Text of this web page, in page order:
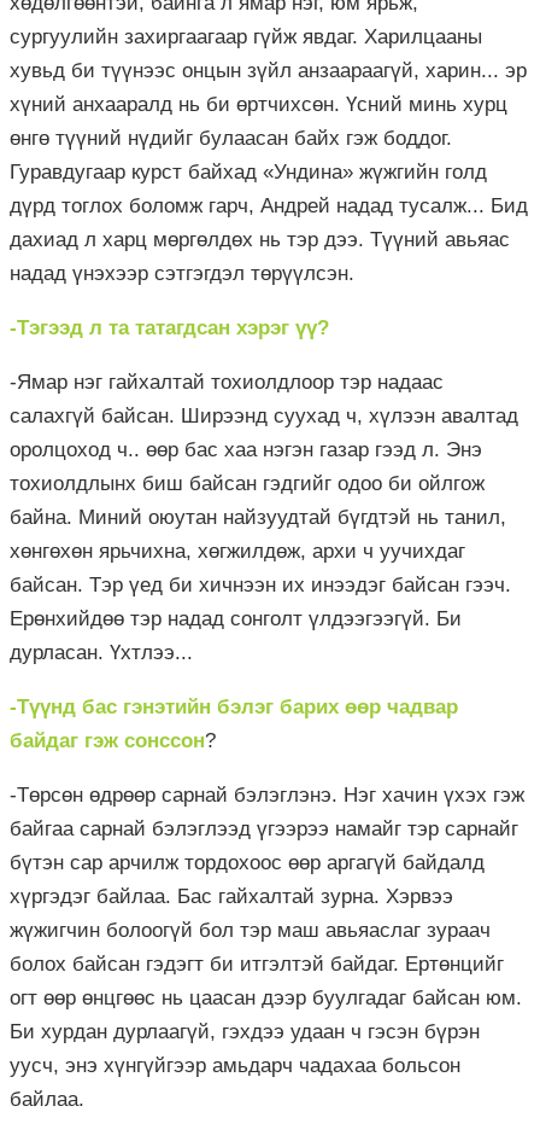
сургуулийн захиргаагаар гүйж явдаг. Харилцааны
хувьд би түүнээс онцын зүйл анзаараагүй, харин... эр
хүний анхааралд нь би өртчихсөн. Үсний минь хурц
өнгө түүний нүдийг булаасан байх гэж боддог.
Гуравдугаар курст байхад «Ундина» жүжгийн голд
дүрд тоглох боломж гарч, Андрей надад тусалж... Бид
дахиад л харц мөргөлдөх нь тэр дээ. Түүний авьяас
надад үнэхээр сэтгэгдэл төрүүлсэн.
-Тэгээд л та татагдсан хэрэг үү?
-Ямар нэг гайхалтай тохиолдлоор тэр надаас
салахгүй байсан. Ширээнд суухад ч, хүлээн авалтад
оролцоход ч.. өөр бас хаа нэгэн газар гээд л. Энэ
тохиолдлынх биш байсан гэдгийг одоо би ойлгож
байна. Миний оюутан найзуудтай бүгдтэй нь танил,
хөнгөхөн ярьчихна, хөгжилдөж, архи ч уучихдаг
байсан. Тэр үед би хичнээн их инээдэг байсан гээч.
Ерөнхийдөө тэр надад сонголт үлдээгээгүй. Би
дурласан. Үхтлээ...
-Түүнд бас гэнэтийн бэлэг барих өөр чадвар
байдаг гэж сонссон?
-Төрсөн өдрөөр сарнай бэлэглэнэ. Нэг хачин үхэх гэж
байгаа сарнай бэлэглээд үгээрээ намайг тэр сарнайг
бүтэн сар арчилж тордохоос өөр аргагүй байдалд
хүргэдэг байлаа. Бас гайхалтай зурна. Хэрвээ
жүжигчин болоогүй бол тэр маш авьяаслаг зураач
болох байсан гэдэгт би итгэлтэй байдаг. Ертөнцийг
огт өөр өнцгөөс нь цаасан дээр буулгадаг байсан юм.
Би хурдан дурлаагүй, гэхдээ удаан ч гэсэн бүрэн
уусч, энэ хүнгүйгээр амьдарч чадахаа больсон
байлаа.